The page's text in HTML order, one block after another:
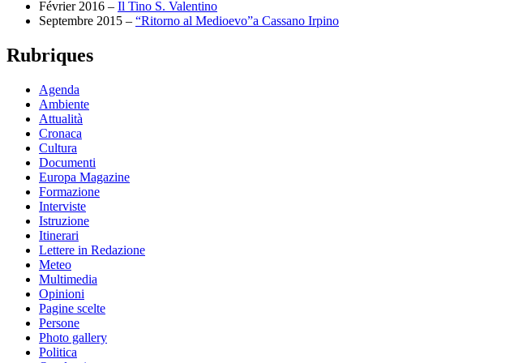
Février 2016 – Il Tino S. Valentino
Septembre 2015 – “Ritorno al Medioevo”a Cassano Irpino
Rubriques
Agenda
Ambiente
Attualità
Cronaca
Cultura
Documenti
Europa Magazine
Formazione
Interviste
Istruzione
Itinerari
Lettere in Redazione
Meteo
Multimedia
Opinioni
Pagine scelte
Persone
Photo gallery
Politica